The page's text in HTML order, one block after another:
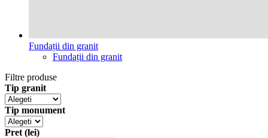
Fundații din granit
Fundații din granit
Filtre produse
Tip granit
Tip monument
Pret (lei)